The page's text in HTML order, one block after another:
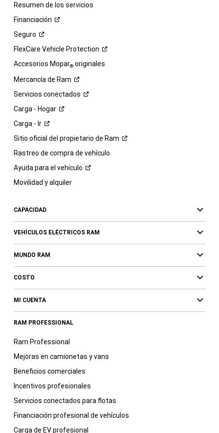
Resumen de los servicios
Financiación
Seguro
FlexCare Vehicle Protection
Accesorios Mopar®originales
Mercancía de Ram
Servicios conectados
Carga - Hogar
Carga - Ir
Sitio oficial del propietario de Ram
Rastreo de compra de vehículo
Ayuda para el vehículo
Movilidad y alquiler
CAPACIDAD
VEHÍCULOS ELÉCTRICOS RAM
MUNDO RAM
COSTO
MI CUENTA
RAM PROFESSIONAL
Ram Professional
Mejoras en camionetas y vans
Beneficios comerciales
Incentivos profesionales
Servicios conectados para flotas
Financiación profesional de vehículos
Carga de EV profesional